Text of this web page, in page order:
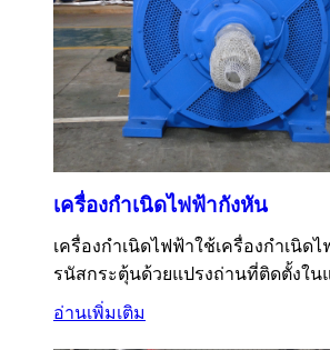
เครื่องกำเนิดไฟฟ้ากังหัน
เครื่องกำเนิดไฟฟ้าใช้เครื่องกำเนิด
รนัสกระตุ้นด้วยแปรงถ่านที่ติดตั้งใ
อ่านเพิ่มเติม